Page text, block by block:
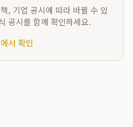
, 기업 공시에 따라 바뀔 수 있
공시를 함께 확인하세요.
서 확인